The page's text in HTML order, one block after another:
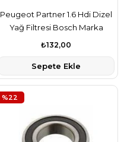
Peugeot Partner 1.6 Hdi Dizel
Yağ Filtresi Bosch Marka
1109.AY
₺132,00
Sepete Ekle
%22